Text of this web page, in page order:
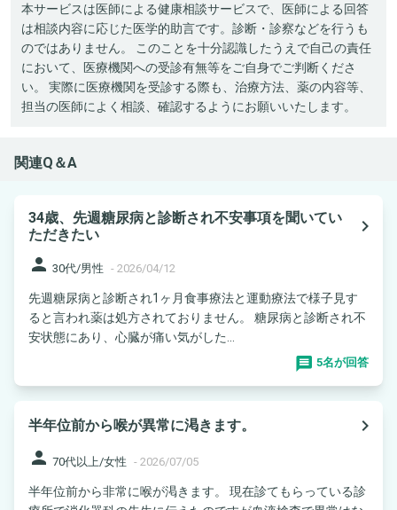
本サービスは医師による健康相談サービスで、医師による回答
は相談内容に応じた医学的助言です。診断・診察などを行うも
のではありません。 このことを十分認識したうえで自己の責任
において、医療機関への受診有無等をご自身でご判断くださ
い。 実際に医療機関を受診する際も、治療方法、薬の内容等、
担当の医師によく相談、確認するようにお願いいたします。
関連Q＆A
34歳、先週糖尿病と診断され不安事項を聞いてい
ただきたい
navigate_next
person 30代/男性 - 2026/04/12
先週糖尿病と診断され1ヶ月食事療法と運動療法で様子見す
ると言われ薬は処方されておりません。 糖尿病と診断され不
安状態にあり、心臓が痛い気がした...
5名が回答
半年位前から喉が異常に渇きます。
navigate_next
person 70代以上/女性 - 2026/07/05
半年位前から非常に喉が渇きます。 現在診てもらっている診